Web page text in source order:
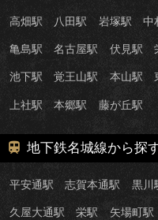
高畑駅 八田駅 岩塚駅 中
亀島駅 名古屋駅 伏見駅
池下駅 覚王山駅 本山駅
上社駅 本郷駅 藤が丘駅
地下鉄名城線から探
平安通駅 志賀本通駅 黒川
久屋大通駅 栄駅 矢場町駅